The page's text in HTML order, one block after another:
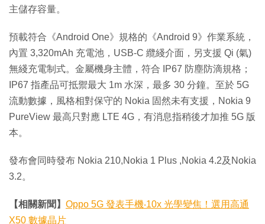
主儲存容量。
預載符合《Android One》規格的《Android 9》作業系統，
內置 3,320mAh 充電池，USB-C 纜綫介面，另支援 Qi (氣)
無綫充電制式。金屬機身主體，符合 IP67 防塵防滴規格；
IP67 指產品可抵禦最大 1m 水深，最多 30 分鐘。至於 5G
流動數據，風格相對保守的 Nokia 固然未有支援，Nokia 9
PureView 最高只對應 LTE 4G，有消息指稍後才加推 5G 版
本。
發布會同時發布 Nokia 210,Nokia 1 Plus ,Nokia 4.2及Nokia
3.2。
【相關新聞】 Oppo 5G 發表手機‧10x 光學變焦！選用高通
X50 數據晶片